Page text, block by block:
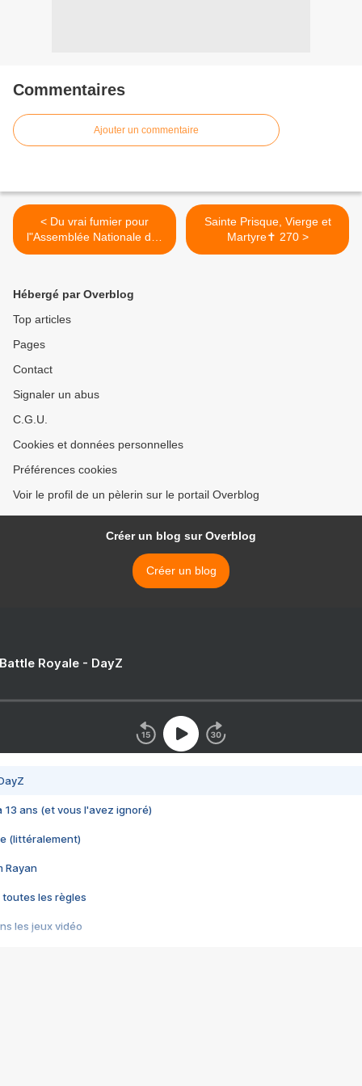
Commentaires
Ajouter un commentaire
< Du vrai fumier pour
l"Assemblée Nationale des
socialistes
Sainte Prisque, Vierge et
Martyre✝ 270 >
Hébergé par Overblog
Top articles
Pages
Contact
Signaler un abus
C.G.U.
Cookies et données personnelles
Préférences cookies
Voir le profil de un pèlerin sur le portail Overblog
Créer un blog sur Overblog
Créer un blog
Royale - DayZ
13 ans (et vous l'avez ignoré)
(littéralement)
Rayan
toutes les règles
les jeux vidéo